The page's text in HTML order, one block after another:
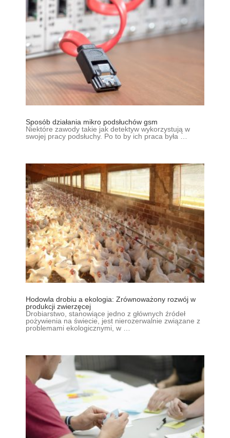
Sposób działania mikro podsłuchów gsm
Niektóre zawody takie jak detektyw wykorzystują w
swojej pracy podsłuchy. Po to by ich praca była …
Hodowla drobiu a ekologia: Zrównoważony rozwój w
produkcji zwierzęcej
Drobiarstwo, stanowiące jedno z głównych źródeł
pożywienia na świecie, jest nierozerwalnie związane z
problemami ekologicznymi, w …